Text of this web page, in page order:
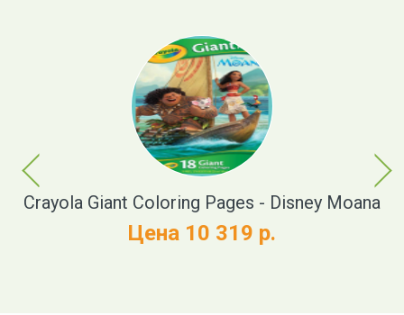
Previous
Crayola Giant Coloring Pages - Disney Moana
Цена 10 319 р.
Next